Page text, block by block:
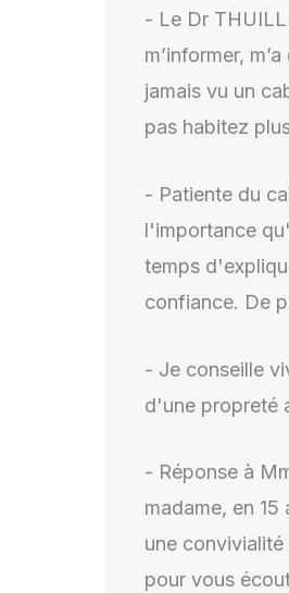
- Le Dr
m’informer,
jamais vu un
pas habitez
- Patiente du
l'importance
temps
confiance. De
- Je conseille
d'une propreté
- Réponse à
madame, en
une
pour vous